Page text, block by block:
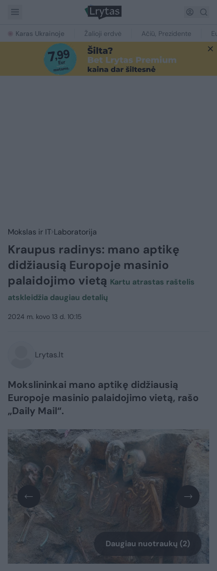
Karas Ukrainoje Žalioji erdvė Ačiū, Prezidente
Mokslas ir IT Laboratorija
Kraupus radinys: mano aptikę
didžiausią Europoje masinio
palaidojimo vietą ​Kartu atrastas raštelis
atskleidžia daugiau detalių
2024 m. kovo 13 d. 10:15
Lrytas.lt
Mokslininkai mano aptikę didžiausią
Europoje masinio palaidojimo vietą, rašo
„Daily Mail“.
Daugiau nuotraukų (2)